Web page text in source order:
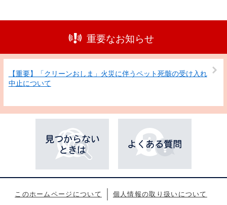
重要なお知らせ
【重要】「クリーンおしま」火災に伴うペット死骸の受け入れ
中止について
このホームページについて 個人情報の取り扱いについて